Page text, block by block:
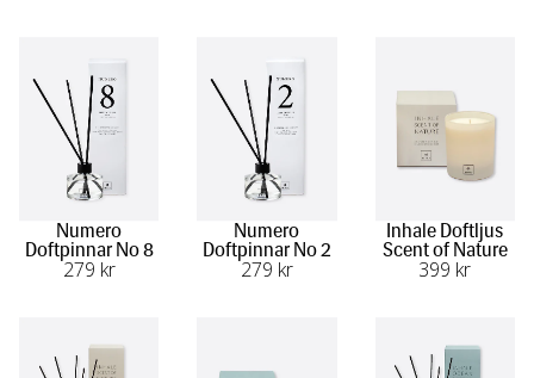
Numero
Doftpinnar No 8
279 kr
Numero
Doftpinnar No 2
279 kr
Inhale Doftljus
Scent of Nature
399 kr